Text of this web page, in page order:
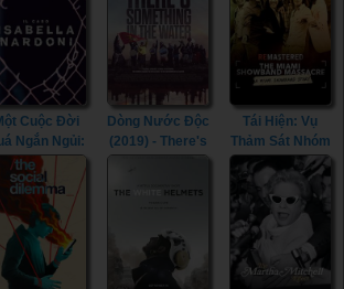
Of The
(2022)
Forever (2022)
Cuộc Đời
Ngắn Ngủi:
Vụ Án Isabella
(2023) -
A Life Too
Short: The
Nardoni
Case (2023)
Dòng Nước Độc
(2019) - There's
(2019)
Tái Hiện: Vụ
Thảm Sát Nhóm
Showband
(2019) -
ReMastered:
The Miami
Showband
Massacre